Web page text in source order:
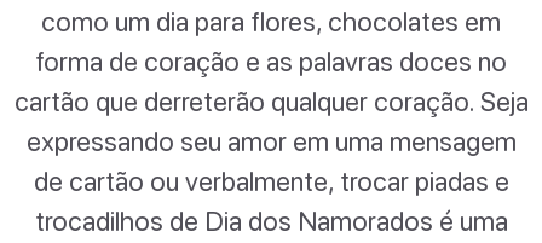
como um dia para flores, chocolates em
forma de coração e as palavras doces no
cartão que derreterão qualquer coração. Seja
expressando seu amor em uma mensagem
de cartão ou verbalmente, trocar piadas e
trocadilhos de Dia dos Namorados é uma